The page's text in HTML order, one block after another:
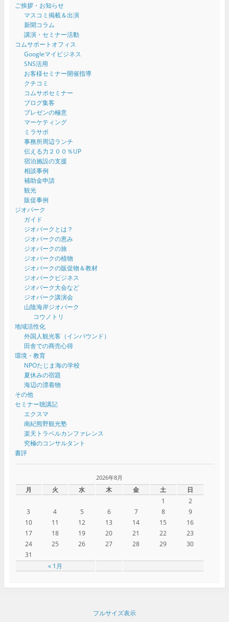
ご挨拶・お知らせ
マスコミ掲載＆出演
新聞コラム
講演・セミナー活動
コムサポートオフィス
Googleマイビジネス
SNS活用
お客様セミナー開催指導
クチコミ
コムサポセミナー
ブログ集客
プレゼンの極意
マーケティング
ミラサポ
事務所周辺ランチ
伝える力２００％UP
宿泊施設の支援
相談事例
補助金申請
観光
販促事例
ジオパーク
ガイド
ジオパークとは？
ジオパークの恵み
ジオパークの旅
ジオパークの植物
ジオパークの販促物＆教材
ジオパークビジネス
ジオパーク大会など
ジオパーク講演会
山陰海岸ジオパーク
コウノトリ
地域活性化
外国人観光客（インバウンド）
田舎での商売心得
環境・教育
NPOたじま海の学校
夏休みの宿題
海辺の漂着物
その他
セミナー聴講記
エクスマ
南紀熊野観光塾
楽天トラベルカンファレンス
究極のコンサルタント
書評
2026年8月
月 火 水 木 金 土 日
« 1月
1
2
3
4 5 6 7 8
9
10
11 12 13 14 15
16
17
18 19 20 21 22
23
24
25 26 27 28 29
30
31
フルサイズ表示